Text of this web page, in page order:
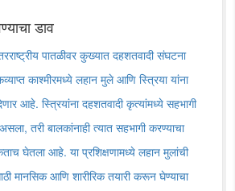
डाव
पातळीवर कुख्यात दहशतवादी संघटना
काश्मीरमध्ये लहान मुले आणि स्त्रिया यांना
आहे. स्त्रियांना दहशतवादी कृत्यांमध्ये सहभागी
तरी बालकांनाही त्यात सहभागी करण्याचा
घेतला आहे. या प्रशिक्षणामध्ये लहान मुलांची
मानसिक आणि शारीरिक तयारी करून घेण्याचा